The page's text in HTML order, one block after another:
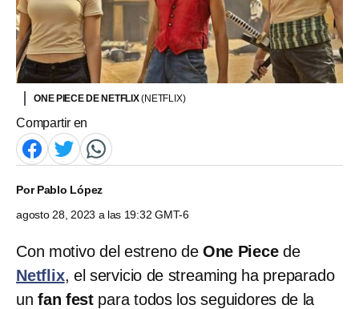
ONE PIECE DE NETFLIX(NETFLIX)
Compartir en
PorPablo López
agosto 28, 2023 a las 19:32 GMT-6
Con motivo del estreno de One Piecede
Netflix, el servicio de streaming ha preparado
un fan fest para todos los seguidores de la